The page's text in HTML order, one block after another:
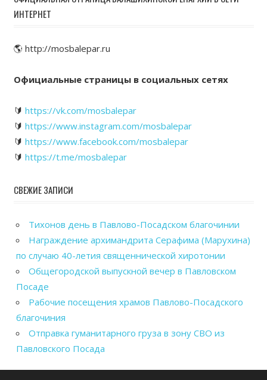
ИНТЕРНЕТ
🌎 http://mosbalepar.ru
Официальные страницы в социальных сетях
🔰 https://vk.com/mosbalepar
🔰 https://www.instagram.com/mosbalepar
🔰 https://www.facebook.com/mosbalepar
🔰 https://t.me/mosbalepar
СВЕЖИЕ ЗАПИСИ
Тихонов день в Павлово-Посадском благочинии
Награждение архимандрита Серафима (Марухина)
по случаю 40-летия священнической хиротонии
Общегородской выпускной вечер в Павловском
Посаде
Рабочие посещения храмов Павлово-Посадского
благочиния
Отправка гуманитарного груза в зону СВО из
Павловского Посада